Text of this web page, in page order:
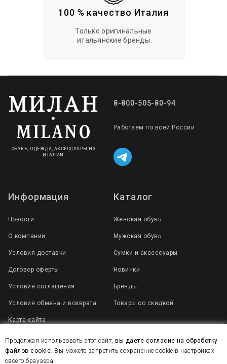
100 % качество Италия
Только оригинальные
итальянские бренды
ОБУВЬ, ОДЕЖДА, АКСЕССУАРЫ ИЗ
ИТАЛИИ
8-800-505-80-94
Работаем по всей России
Информация
Новости
О компании
Условия доставки
Договор оферты
Условия соглашения
Условия обмена и возврата
Карта сайта
Каталог
Женская обувь
Мужская обувь
Сумки и аксессуары
Новинки
Бренды
Товары со скидкой
2007 - 2025 © Все права защищены
Продолжая использовать этот сайт,вы даете согласие на обработку
файлов cookie. Вы можете запретить сохранение cookie в настройках
своего браузера.